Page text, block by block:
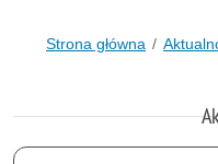
Strona główna